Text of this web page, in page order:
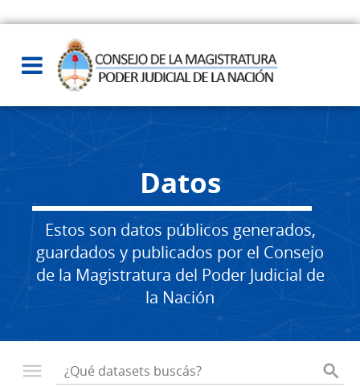
Datos
Estos son datos públicos generados,
guardados y publicados por el Consejo
de la Magistratura del Poder Judicial de
la Nación